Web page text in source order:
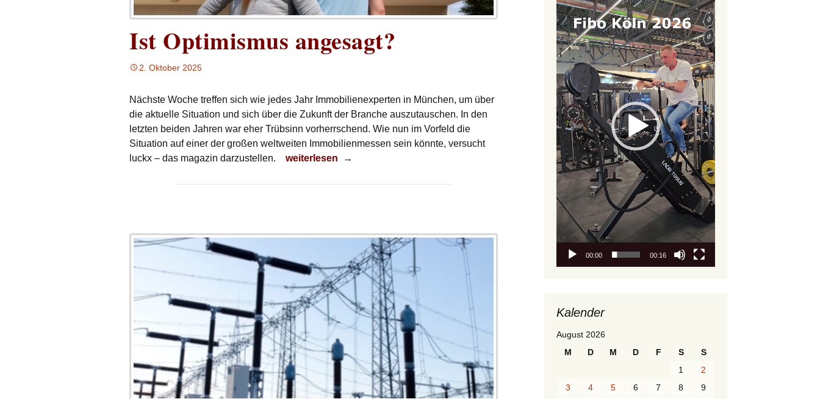
Ist Optimismus angesagt?
2. Oktober 2025
Nächste Woche treffen sich wie jedes Jahr Immobilienexperten in München, um über
die aktuelle Situation und sich über die Zukunft der Branche auszutauschen. In den
letzten beiden Jahren war eher Trübsinn vorherrschend. Wie nun im Vorfeld die
Situation auf einer der großen weltweiten Immobilienmessen sein könnte, versucht
luckx – das magazin darzustellen.
Ist Optimismus angesagt?
weiterlesen →
Player
00:00 00:16
Kalender
August 2026
M
D M D F S
S
1
2
3
4 5 6 7 8
9